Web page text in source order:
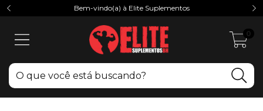
Bem-vindo(a) à Elite Suplementos
0